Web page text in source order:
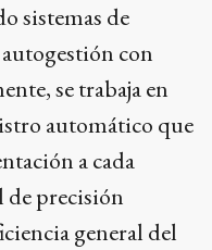
sistemas de
con
se trabaja en
automático que
a cada
precisión
general del